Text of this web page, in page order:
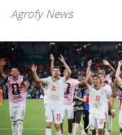
Agrofy News